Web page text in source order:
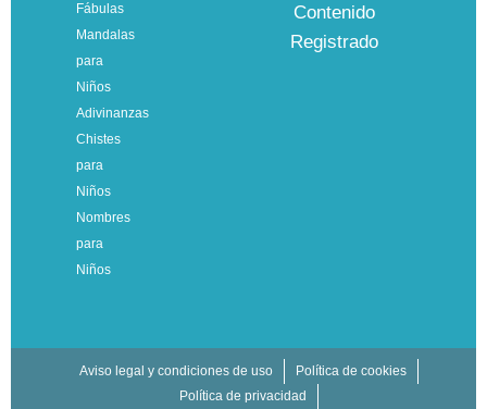
Fábulas
Mandalas
para
Niños
Adivinanzas
Chistes
para
Niños
Nombres
para
Niños
Aviso legal y condiciones de uso
Política de cookies
Política de privacidad